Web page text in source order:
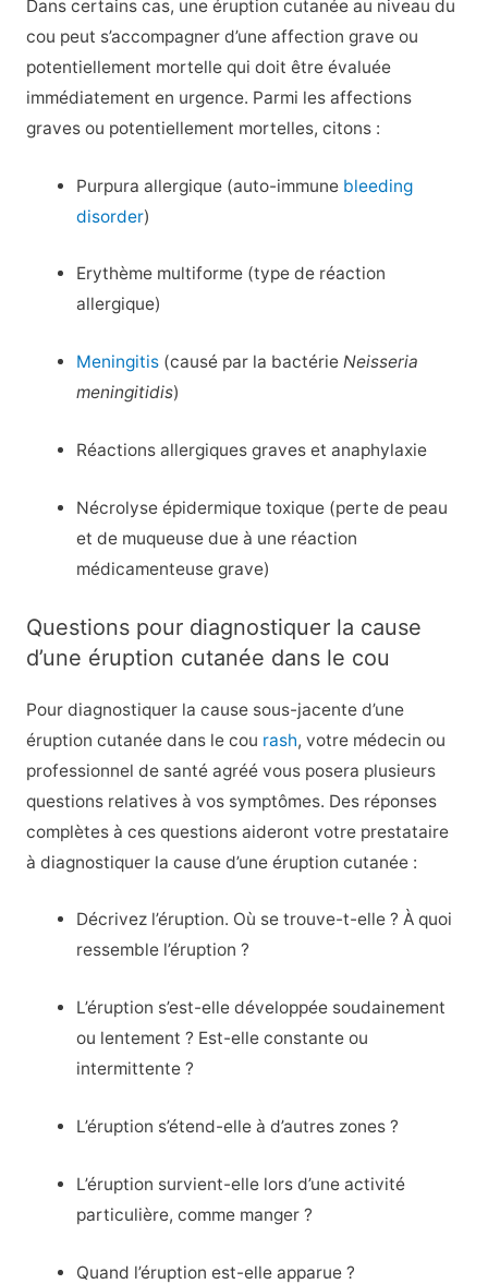
Dans certains cas, une éruption cutanée au niveau du
cou peut s’accompagner d’une affection grave ou
potentiellement mortelle qui doit être évaluée
immédiatement en urgence. Parmi les affections
graves ou potentiellement mortelles, citons :
Purpura allergique (auto-immune bleeding
disorder)
Erythème multiforme (type de réaction
allergique)
Meningitis (causé par la bactérieNeisseria
meningitidis)
Réactions allergiques graves et anaphylaxie
Nécrolyse épidermique toxique (perte de peau
et de muqueuse due à une réaction
médicamenteuse grave)
Questions pour diagnostiquer la cause
d’une éruption cutanée dans le cou
Pour diagnostiquer la cause sous-jacente d’une
éruption cutanée dans le cou rash, votre médecin ou
professionnel de santé agréé vous posera plusieurs
questions relatives à vos symptômes. Des réponses
complètes à ces questions aideront votre prestataire
à diagnostiquer la cause d’une éruption cutanée :
Décrivez l’éruption. Où se trouve-t-elle ? À quoi
ressemble l’éruption ?
L’éruption s’est-elle développée soudainement
ou lentement ? Est-elle constante ou
intermittente ?
L’éruption s’étend-elle à d’autres zones ?
L’éruption survient-elle lors d’une activité
particulière, comme manger ?
Quand l’éruption est-elle apparue ?